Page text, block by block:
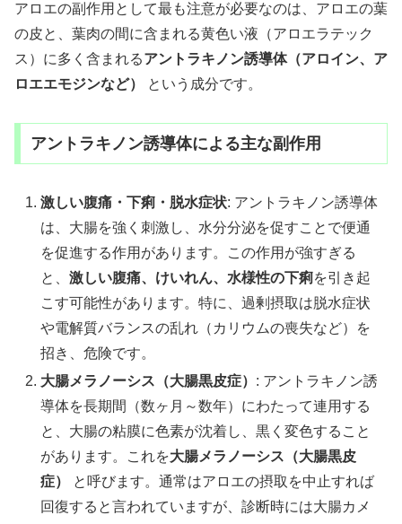
アロエの副作用として最も注意が必要なのは、アロエの葉
の皮と、葉肉の間に含まれる黄色い液（アロエラテック
ス）に多く含まれるアントラキノン誘導体（アロイン、ア
ロエエモジンなど）
という成分です。
アントラキノン誘導体による主な副作用
激しい腹痛・下痢・脱水症状: アントラキノン誘導体
は、大腸を強く刺激し、水分分泌を促すことで便通
を促進する作用があります。この作用が強すぎる
と、激しい腹痛、けいれん、水様性の下痢を引き起
こす可能性があります。特に、過剰摂取は脱水症状
や電解質バランスの乱れ（カリウムの喪失など）を
招き、危険です。
大腸メラノーシス（大腸黒皮症） : アントラキノン誘
導体を長期間（数ヶ月～数年）にわたって連用する
と、大腸の粘膜に色素が沈着し、黒く変色すること
があります。これを大腸メラノーシス（大腸黒皮
症）
と呼びます。通常はアロエの摂取を中止すれば
回復すると言われていますが、診断時には大腸カメ